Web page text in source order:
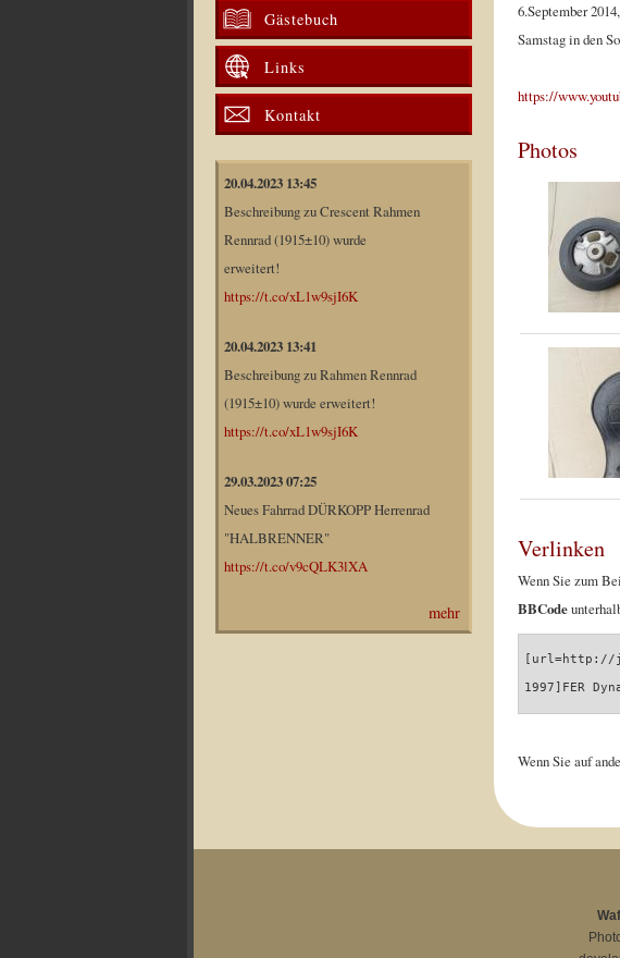
Gästebuch
Links
Kontakt
20.04.2023 13:45
Beschreibung zu Crescent Rahmen
Rennrad (1915±10) wurde
erweitert!
https://t.co/xL1w9sjI6K
20.04.2023 13:41
Beschreibung zu Rahmen Rennrad
(1915±10) wurde erweitert!
https://t.co/xL1w9sjI6K
29.03.2023 07:25
Neues Fahrrad DÜRKOPP Herrenrad
"HALBRENNER"
https://t.co/v9cQLK3lXA
mehr
6.September
Samstag in den
https://
Photos
Verlinken
Wenn Sie zum
BBCode
[url=http://
1997]FER
Wenn Sie auf